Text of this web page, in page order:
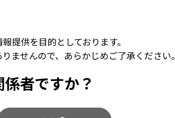
いる。
提供を目的としております。
ませんので、あらかじめご了承ください。
者ですか？